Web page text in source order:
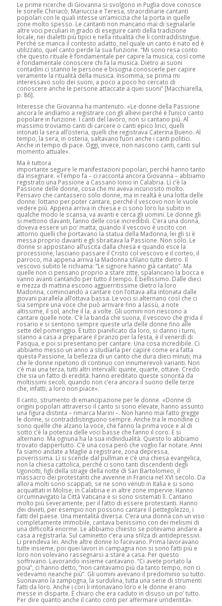
Le prime ricerche di Giovanna si svolgono in Puglia dove conosce
le sorelle Chiriacò, Mariuccia e Teresa, straordinarie cantanti
popolari con le quali intesse un’amicizia che la porta in quelle
zone molto spesso. Le cantanti non mancano mai di segnalarle
altre voci peculiari in grado di eseguire canti della tradizione
locale, nei dialetti più tipici e nella ritualità che li contraddistingue.
Perché se manca il contesto adatto, nel quale un canto è nato ed è
utilizzato, quel canto perde la sua funzione. “Mi sono resa conto
che questo rituale è fondamentale per capire la musica, così come
è fondamentale conoscere chi fa la musica. Dietro ai suoni
contadini ci stanno le persone e bisogna conoscerle per capire
veramente la ritualità della musica. Insomma, se prima mi
interessavo solo dei suoni, a poco a poco ho cercato di
conoscere anche le persone attaccate a quei suoni” [Macchiarella,
p. 86].
Interesse che Giovanna ha mantenuto. «Le donne della Passione
ancora le andiamo a registrare con gli allievi perché è l’unico canto
popolare in funzione. I canti del lavoro, non si cantano più. Al
massimo troviamo canti di carcere o canti epico lirici, quelli
intonati la sera all’osteria, quelli che registrava Caterina Bueno. Al
tempo, la sera, in osteria, saltavano fuori anche i canti politici.
Anche in tempo di pace. Oggi, invece, non nascono canti, canti sul
momento attuale».
Ma è tuttora
importante seguire le manifestazioni popolari, perché hanno tanto
da insegnare. «Tempo fa – ci racconta ancora Giovanna – abbiamo
registrato una Passione a Cassano Ionio in Calabria. Lì c’è la
Passione delle donne, cosa che mi aveva incuriosito molto.
Pensavo che cantassero solo donne, ma in realtà è una lotta delle
donne: lottano per poter cantare, perché il vescovo non le vuole
vedere più. Appena arriva in chiesa e ci sono loro lui subito in
qualche modo le scansa, va avanti e cerca gli uomini. Le donne gli
si mettono davanti, fanno delle cose incredibili. C’era una donna,
doveva essere un po’ matta, quando il vescovo è uscito con
attorno quelli che portavano la statua della Madonna, lei gli si è
messa proprio davanti e gli sbraitava la Passione. Non solo. Le
donne si appostano all’uscita dalla chiesa e quando esce la
processione, lasciano passare il Cristo col vescovo e il corteo, il
parroco, ma appena arriva la Madonna sfilano tutte dietro. Il
vescovo subito le richiama: “Le signore hanno già cantato”. Ma
quelle non ci pensano proprio a stare zitte, spalancano la bocca e
vanno avanti cantando per tutto il tempo. È bellissimo. Dalle dieci
e mezza di mattina escono agguerritissime dietro la loro
Madonna, cominciando a cantare con l’ottava alta intonata dalle
giovani parallela all’ottava bassa. Le voci si alternano così che ci
sia sempre una voce che può arrivare fino a lassù, a note
altissime, il sol, anche il la, a volte. Gli uomini non riescono a
cantare quelle note. C’è la banda che suona, il vescovo che grida il
rosario e si sentono sempre queste urla delle donne fino alle
sette del pomeriggio. È tutto pianificato da loro, si danno i turni,
stanno a casa a preparare il pranzo per la festa, è il venerdì di
Pasqua, e poi si presentano per cantare. Una cosa incredibile. Ci
abbiamo messo un anno a studiarla per capire come era fatta
questa Passione, la bellezza di un canto che dura dieci minuti, ma
che le donne ripetono di continuo con innumerevoli varianti. Non
c’è mai una terza, tutti altri intervalli: quinte, quarte, ottave. Credo
che sia un fatto di eredità: hanno ereditato queste sonorità da
moltissimi secoli, quando non c’era ancora il suono delle terze
che, infatti, a loro non piace».
Il canto, strumento di emancipazione per le donne. «Donne di
origini popolari attraverso il canto si sono elevate, hanno assunto
una figura distinta – rimarca Marini –. Non hanno mai fatto gregge
le donne, si contraddistinguono sempre. Anche tra le mondine ci
sono quelle che alzano la voce, che fanno la prima voce e al di
sotto c’è la potenza delle voci basse che fanno il coro. E si
alternano. Ma ognuna ha la sua individualità. Questo lo abbiamo
trovato dappertutto. C’è una cosa però che voglio far notare. Anni
fa siamo andate a Maglie a registrare, zona depressa,
poverissima. Lì si scende dal pullman e c’è una chiesa evangelica,
non la chiesa cattolica, perché ci sono tanti discendenti degli
Ugonotti, figli della strage della notte di San Bartolomeo, il
massacro dei protestanti che avvenne in Francia nel XVI secolo. Da
allora molti sono scappati, se ne sono venuti in Italia e si sono
acquattati in Molise, in Calabria e in altre zone impervie. Hanno
circumnavigato la Città Vaticana e si sono sistemati lì. Cantano
molto più severamente, per il fatto di essere protestanti. Hanno
dei divieti, per esempio non possono cantare il pettegolezzo, i
fatti del paese. Una mentalità diversa. C’era una donna con un viso
completamente immobile, cantava benissimo con dei melismi di
una difficoltà enorme. Le abbiamo chiesto se potevamo andare a
casa a registrarla. Sul caminetto c’era una sfilza di antidepressivi.
Li prendeva lei. Anche altre donne lo facevano. Prima lavoravano
tutte insieme, poi quei lavori in campagna non si sono fatti più e
loro non volevano rassegnarsi a stare a casa. Per questo
soffrivano. Lavorando insieme cantavano. “Ci avete portato la
gioia”, ci hanno detto, “non cantavamo più da tanto tempo, non ci
vedevamo neanche più”. Gli uomini avevano il predominio su tutto.
Suonavano la zampogna, la surdulina, tutta una serie di strumenti
fatti da loro. Anche i cori li intonavano loro e le donne erano
messe in disparte. È chiaro che era caduto in disuso un po’ tutto.
Per dire quanto anche il canto conti per affermare un’identità».